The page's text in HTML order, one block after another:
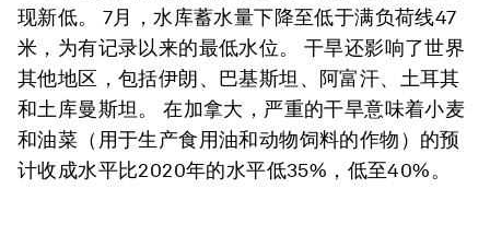
现新低。 7月，水库蓄水量下降至低于满负荷线47
米，为有记录以来的最低水位。 干旱还影响了世界
其他地区，包括伊朗、巴基斯坦、阿富汗、土耳其
和土库曼斯坦。 在加拿大，严重的干旱意味着小麦
和油菜（用于生产食用油和动物饲料的作物）的预
计收成水平比2020年的水平低35%，低至40%。